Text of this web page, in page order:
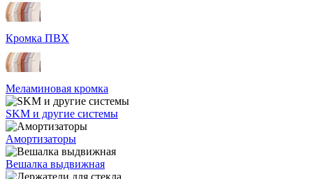
Кромка ПВХ
Меламиновая кромка
SKM и другие системы
Амортизаторы
Вешалка выдвижная